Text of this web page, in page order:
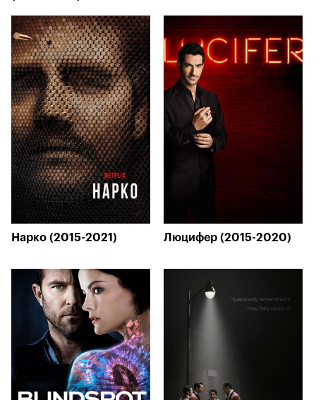
Нарко (2015-2021) Люцифер (2015-2020)